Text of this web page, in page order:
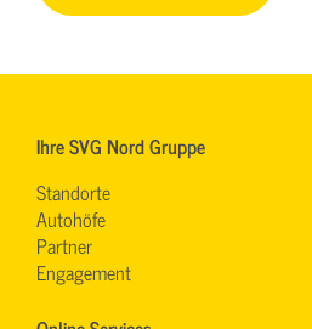
Ihre SVG Nord Gruppe
Standorte
Autohöfe
Partner
Engagement